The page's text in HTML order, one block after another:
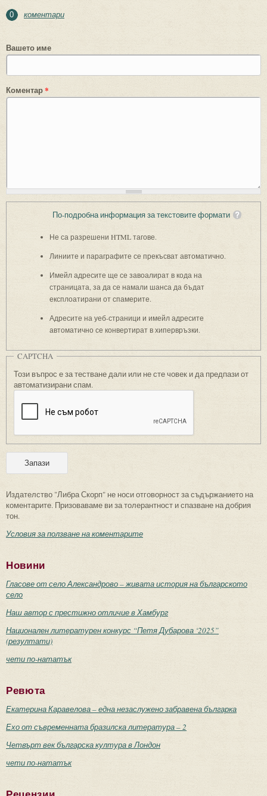
0 коментари
Вашето име
Коментар*
По-подробна информация за текстовите формати
Не са разрешени HTML тагове.
Линиите и параграфите се прекъсват автоматично.
Имейл адресите ще се завоалират в кода на
страницата, за да се намали шанса да бъдат
експлоатирани от спамерите.
Адресите на уеб-страници и имейл адресите
автоматично се конвертират в хипервръзки.
CAPTCHA
Този въпрос е за тестване дали или не сте човек и да предпази от
автоматизирани спам.
Издателство "Либра Скорп" не носи отговорност за съдържанието на
коментарите. Призоваваме ви за толерантност и спазване на добрия
тон.
Условия за ползване на коментарите
Новини
Гласове от село Александрово – живата история на българското
село
Наш автор с престижно отличие в Хамбург
Национален литературен конкурс “Петя Дубарова ‘2025”
(резултати)
чети по-нататък
Ревюта
Екатерина Каравелова – една незаслужено забравена българка
Ехо от съвременната бразилска литература – 2
Четвърт век българска култура в Лондон
чети по-нататък